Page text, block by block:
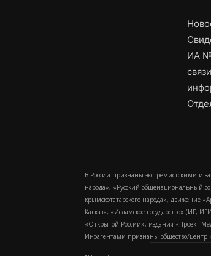
ИА №
В России признаны экстремистскими и
народа», «Русский общенациональный
крымскотатарского народа», движение
Кавказ», «Исламское государство» (ИГ,
«Открытой России», издания «Проект
Иноагентами признаны общество/центр